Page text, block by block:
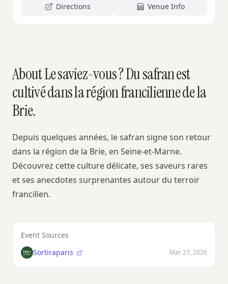
Directions Venue Info
About Le saviez-vous ? Du safran est
cultivé dans la région francilienne de la
Brie.
Depuis quelques années, le safran signe son retour
dans la région de la Brie, en Seine‑et‑Marne.
Découvrez cette culture délicate, ses saveurs rares
et ses anecdotes surprenantes autour du terroir
francilien.
Event Sources
Sortiraparis
Mar 27, 2026